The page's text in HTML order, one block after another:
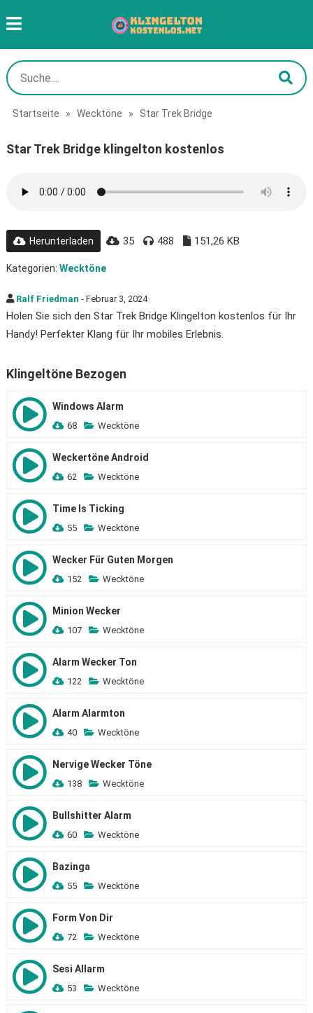
Startseite » Wecktöne » Star Trek Bridge
Star Trek Bridge klingelton kostenlos
Herunterladen 35 488 151,26 KB
Kategorien: Wecktöne
Ralf Friedman - Februar 3, 2024
Holen Sie sich den Star Trek Bridge Klingelton kostenlos für Ihr
Handy! Perfekter Klang für Ihr mobiles Erlebnis.
Klingeltöne Bezogen
Windows Alarm
68 Wecktöne
Weckertöne Android
62 Wecktöne
Time Is Ticking
55 Wecktöne
Wecker Für Guten Morgen
152 Wecktöne
Minion Wecker
107 Wecktöne
Alarm Wecker Ton
122 Wecktöne
Alarm Alarmton
40 Wecktöne
Nervige Wecker Töne
138 Wecktöne
Bullshitter Alarm
60 Wecktöne
Bazinga
55 Wecktöne
Form Von Dir
72 Wecktöne
Sesi Allarm
53 Wecktöne